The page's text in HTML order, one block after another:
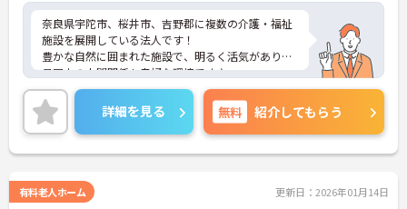
奈良県宇陀市、桜井市、吉野郡に複数の介護・福祉
施設を展開している法人です！
豊かな自然に囲まれた施設で、明るく活気があり職
員同士の人間関係も良好な環境です♪
勤務時間は相談可能です。
ご興味がある方は是非一度マイナビコメディカルま
でお問い合わせ下さい！！
詳細を見る 無料 紹介してもらう
有料老人ホーム 更新日：2026年01月14日